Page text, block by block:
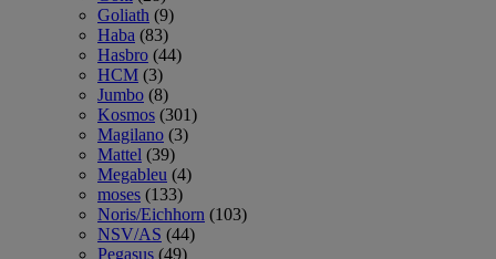
Goliath (9)
Haba (83)
Hasbro (44)
HCM (3)
Jumbo (8)
Kosmos (301)
Magilano (3)
Mattel (39)
Megableu (4)
moses (133)
Noris/Eichhorn (103)
NSV/AS (44)
Pegasus (49)